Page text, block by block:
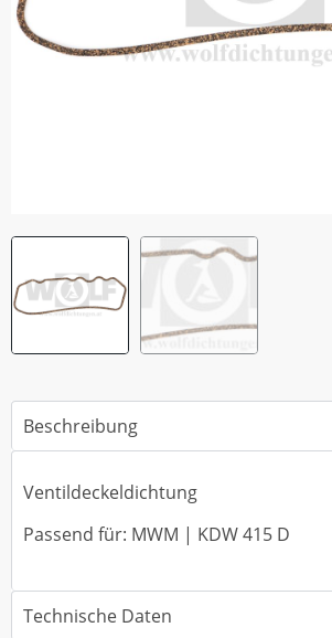
Beschreibung
Ventildeckeldichtung
Passend für: MWM | KDW 415 D
Technische Daten